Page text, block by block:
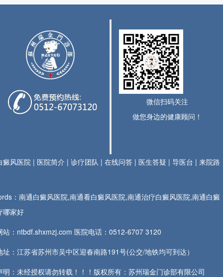
微信扫码关注
做您身边的健康顾问！
癜风医院 | 医院简介 |诊疗团队 |在线问答 | 医生答疑 |导医台 |来院路
：南通白癜风医院,南通看白癜风医院,南通治疗白癜风医院,南通白癜
哪家好
站：ntbdf.shxmzj.com 医院电话：0512-6707 3120
址：江苏省苏州市吴中区迎春南路191号(公交/地铁均可到达）
明：未经授权请勿转载！！！版权所有：苏州瑞金门诊部有限公司